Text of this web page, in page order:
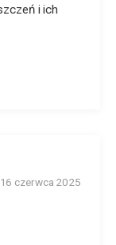
i ich
16 czerwca 2025